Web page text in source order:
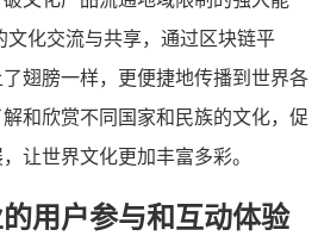
文化交流与共享，通过区块链平
翅膀一样，更便捷地传播到世界各
和欣赏不同国家和民族的文化，促
让世界文化更加丰富多彩。
用户参与和互动体验